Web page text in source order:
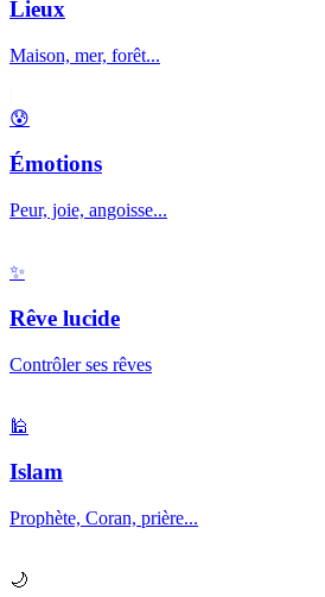
Lieux
Maison, mer, forêt...
😰
Émotions
Peur, joie, angoisse...
✨
Rêve lucide
Contrôler ses rêves
🕌
Islam
Prophète, Coran, prière...
🌙